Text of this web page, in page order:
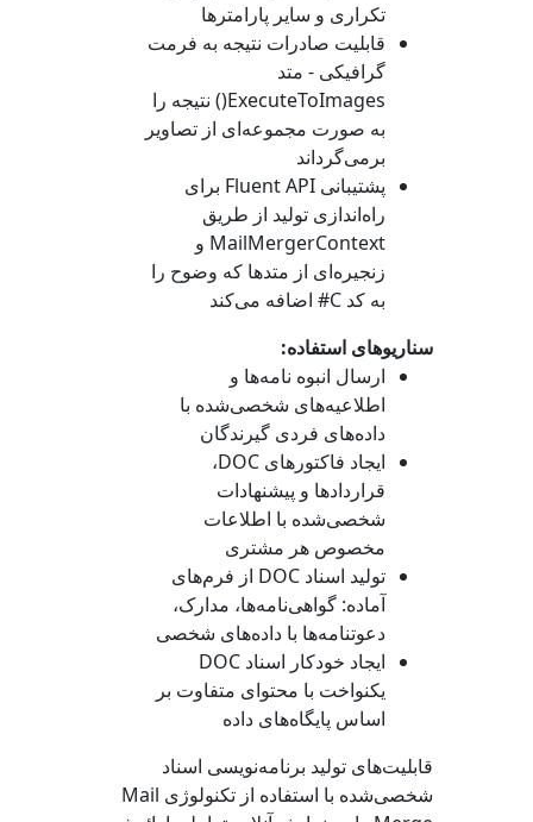
تکراری و سایر پارامترها
قابلیت صادرات نتیجه به فرمت
گرافیکی - متد
ExecuteToImages()
نتیجه را
به صورت مجموعه‌ای از تصاویر
برمی‌گرداند
پشتیبانی Fluent API برای
راه‌اندازی تولید از طریق
MailMergerContext و
زنجیره‌ای از متدها که وضوح را
به کد C# اضافه می‌کند
سناریوهای استفاده:
ارسال انبوه نامه‌ها و
اطلاعیه‌های شخصی‌شده با
داده‌های فردی گیرندگان
ایجاد فاکتورهای DOC،
قراردادها و پیشنهادات
شخصی‌شده با اطلاعات
مخصوص هر مشتری
تولید اسناد DOC از فرم‌های
آماده: گواهی‌نامه‌ها، مدارک،
دعوتنامه‌ها با داده‌های شخصی
ایجاد خودکار اسناد DOC
یکنواخت با محتوای متفاوت بر
اساس پایگاه‌های داده
قابلیت‌های تولید برنامه‌نویسی اسناد
شخصی‌شده با استفاده از تکنولوژی Mail